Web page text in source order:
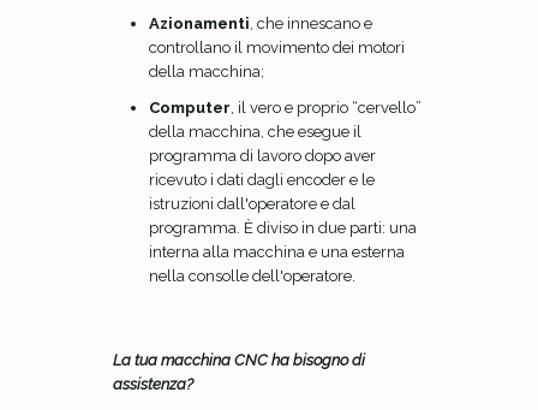
Azionamenti, che innescano e
controllano il movimento dei motori
della macchina;
Computer, il vero e proprio “cervello”
della macchina, che esegue il
programma di lavoro dopo aver
ricevuto i dati dagli encoder e le
istruzioni dall'operatore e dal
programma. È diviso in due parti: una
interna alla macchina e una esterna
nella consolle dell'operatore.
La tua macchina CNC ha bisogno di
assistenza?